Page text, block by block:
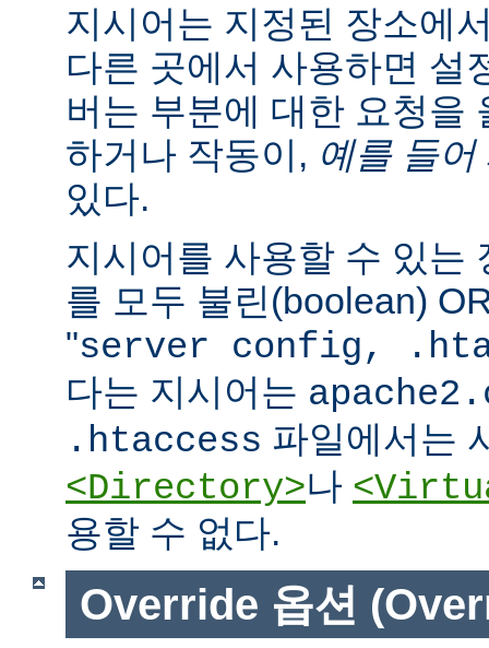
지시어는 지정된 장소에
다른 곳에서 사용하면 설
버는 부분에 대한 요청을
하거나 작동이, 예를 들어
있다.
지시어를 사용할 수 있는
를 모두 불린(boolean)
"server config,
다는 지시어는
.htaccess 파일에서는
<Directory>나
용할 수 없다.
Override 옵션